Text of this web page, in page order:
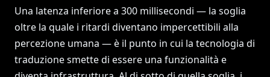
Una latenza inferiore a 300 millisecondi — la soglia
oltre la quale i ritardi diventano impercettibili alla
percezione umana — è il punto in cui la tecnologia di
traduzione smette di essere una funzionalità e